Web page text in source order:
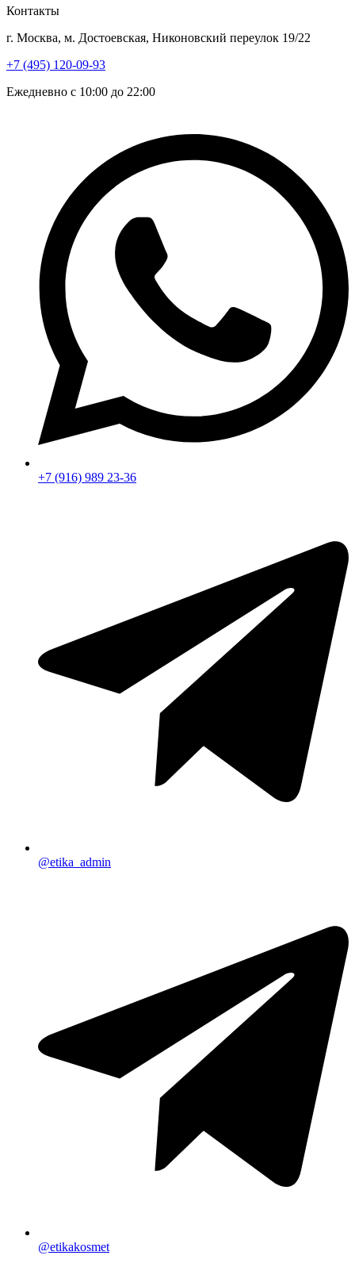
Контакты
г. Москва, м. Достоевская, Никоновский переулок 19/22
+7 (495) 120-09-93
Ежедневно с 10:00 до 22:00
+7 (916) 989 23-36
@etika_admin
@etikakosmet